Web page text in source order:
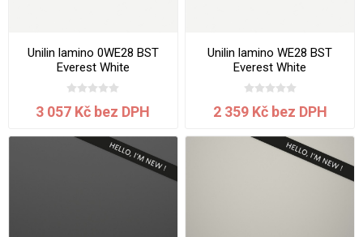
Unilin lamino 0WE28 BST
Everest White
2800x2070x18 mm
3 057 Kč bez DPH
Unilin lamino WE28 BST
Everest White
2800x2070x10 mm
2 359 Kč bez DPH